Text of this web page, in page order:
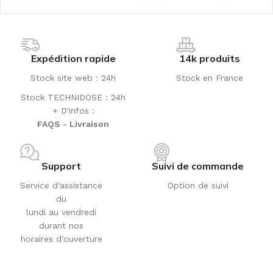
Expédition rapide
Stock site web : 24h
Stock TECHNIDOSE : 24h
+ D'infos :
FAQS - Livraison
14k produits
Stock en France
Support
Service d'assistance
du
lundi au vendredi
durant nos
horaires d'ouverture
Suivi de commande
Option de suivi